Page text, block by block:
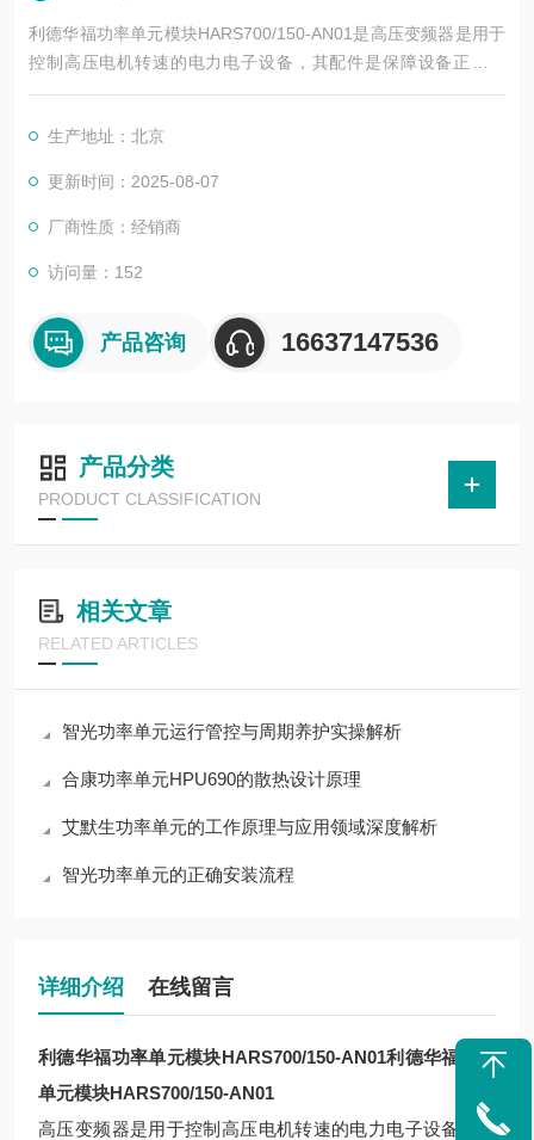
利德华福功率单元模块HARS700/150-AN01是高压变频器是用于
控制高压电机转速的电力电子设备，其配件是保障设备正常运
行、实现功能扩展及维护维修的重要组成部分。这些配件种类繁
生产地址：北京
更新时间：2025-08-07
厂商性质：经销商
访问量：152
产品咨询 16637147536
产品分类
PRODUCT CLASSIFICATION
相关文章
RELATED ARTICLES
智光功率单元运行管控与周期养护实操解析
合康功率单元HPU690的散热设计原理
艾默生功率单元的工作原理与应用领域深度解析
智光功率单元的正确安装流程
详细介绍 在线留言
利德华福功率单元模块HARS700/150-AN01利德华福功率
单元模块HARS700/150-AN01
高压变频器是用于控制高压电机转速的电力电子设备，其